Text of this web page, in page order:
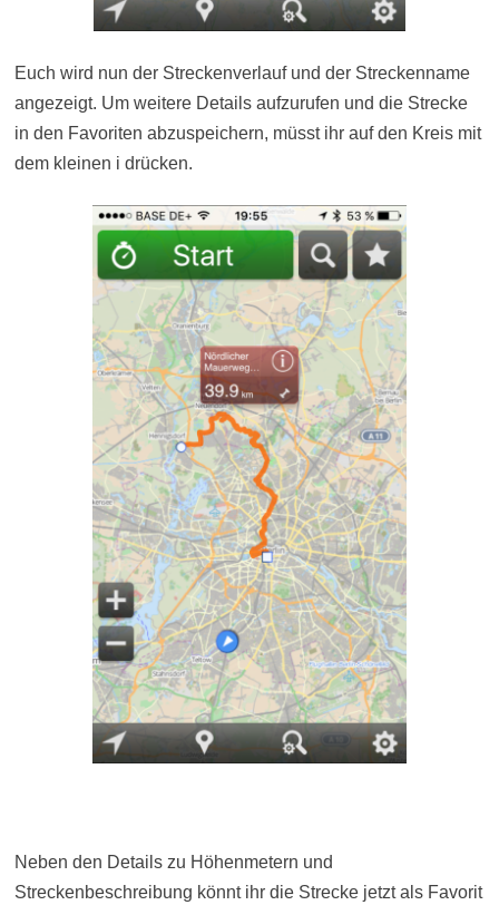
Euch wird nun der Streckenverlauf und der Streckenname
angezeigt. Um weitere Details aufzurufen und die Strecke
in den Favoriten abzuspeichern, müsst ihr auf den Kreis mit
dem kleinen i drücken.
Neben den Details zu Höhenmetern und
Streckenbeschreibung könnt ihr die Strecke jetzt als Favorit